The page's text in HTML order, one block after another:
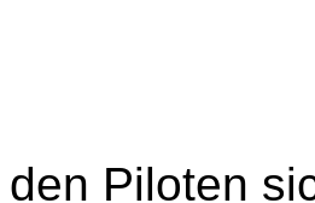
den Piloten